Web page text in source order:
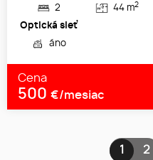
2
44 m2
Optická sieť
áno
Cena
500 €/mesiac
1 2